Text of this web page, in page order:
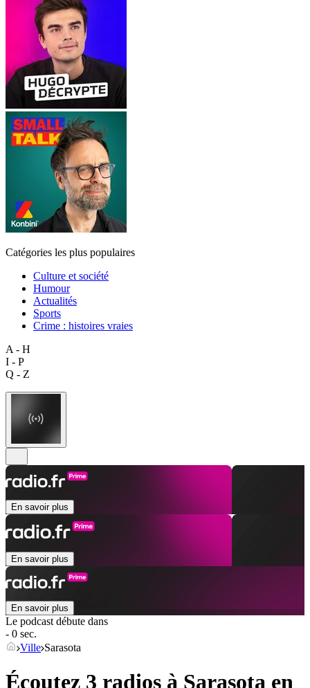
Catégories les plus populaires
Culture et société
Humour
Actualités
Sports
Crime : histoires vraies
A - H
I - P
Q - Z
En savoir plus
En savoir plus
En savoir plus
Le podcast débute dans
- 0 sec.
Ville Sarasota
Écoutez 3 radios à Sarasota en